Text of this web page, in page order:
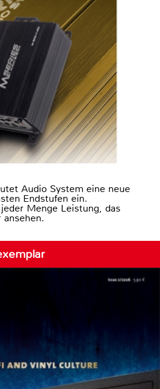
Audio System eine neue
Endstufen ein.
Menge Leistung, das